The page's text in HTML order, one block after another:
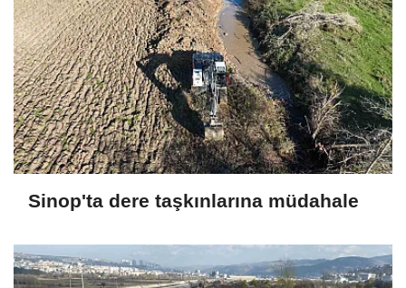
Sinop'ta dere taşkınlarına müdahale